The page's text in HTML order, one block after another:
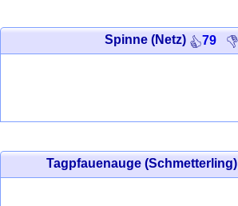
Spinne (Netz) 79
Tagpfauenauge (Schmetterling)